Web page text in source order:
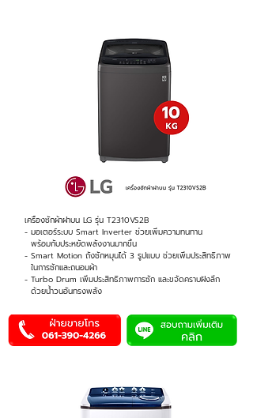
เครื่องซักผ้าฝาบน LG รุ่น T2310VS2B
- มอเตอร์ระบบ Smart Inverter ช่วยเพิ่มความทนทาน
พร้อมกับประหยัดพลังงานมากขึ้น
- Smart Motion ถังซักหมุนได้ 3 รูปแบบ ช่วยเพิ่มประสิทธิภาพ
ในการซักและถนอมผ้า
- Turbo Drum เพิ่มประสิทธิภาพการซัก และขจัดคราบฝังลึก
ด้วยน้ำวนอันทรงพลัง